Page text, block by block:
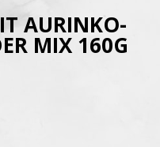
AURINKO-
MIX 160G